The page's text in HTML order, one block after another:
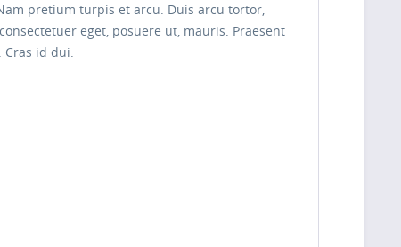
pretium turpis et arcu. Duis arcu tortor,
eget, posuere ut, mauris. Praesent
id dui.